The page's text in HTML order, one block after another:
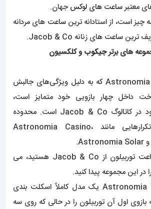
معتبرساعت های لوکس جهان.
است، از استادانه ترینساعت های مردانه
ساعت های زنانه Jacob & Co.
های برترجیکوب و کلکسیون
های Astronomia که به دلیل ویژگی‌های جالبش
داخل چهار بازویی خود متمایز است،
موجودیت خاص خود در کاتالوگ Jacob & Co است. محدوده
متنوع است، با تکرارهایی مانند Astronomia Casino،
توربیلون از Jacob & Co هستید، می
در این مجموعه پیدا کنید.
ساعت Astronomia Tourbillon یک مدل کاملاً اسکلت بندی
بازوی اول آن توربیلون را در حالی که روی سه